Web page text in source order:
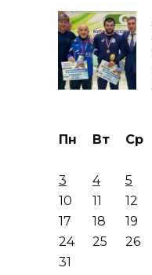
Пн Вт Ср
3
4 5
10
11 12
17
18 19
24
25 26
31